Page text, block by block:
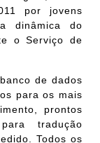
por jovens
dinâmica do
o Serviço de
de dados
para os mais
prontos
tradução
Todos os